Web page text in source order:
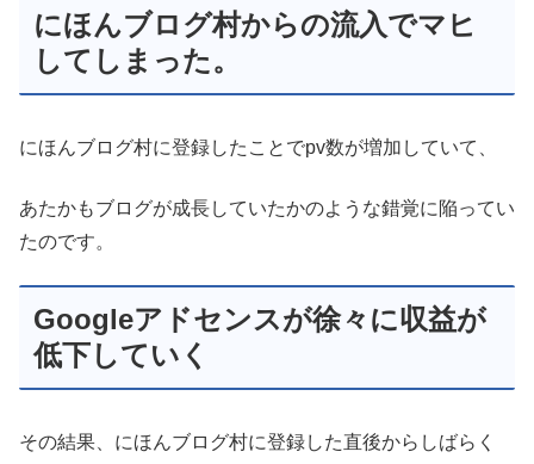
にほんブログ村からの流入でマヒ
してしまった。
にほんブログ村に登録したことでpv数が増加していて、
あたかもブログが成長していたかのような錯覚に陥ってい
たのです。
Googleアドセンスが徐々に収益が
低下していく
その結果、にほんブログ村に登録した直後からしばらく